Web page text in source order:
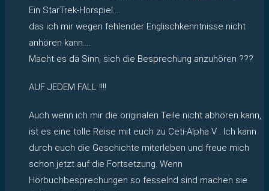
Ein StarTrek-Hörspiel….
das ich mir wegen fehlender Englischkenntnisse nicht
anhören kann…..
Macht es da Sinn, sich die Besprechung anzuhören ???
AUF JEDEM FALL !!!!
Auch wenn ich mir die originalen Teile nicht abhören kann,
ist es eine tolle Reise mit euch zu Ceti-Alpha V . Ich kann
durch euch die Geschichte miterleben und freue mich
schon jetzt auf die Fortsetzung. Wenn
Hörbuchbesprechungen so fesselnd sind machen sie